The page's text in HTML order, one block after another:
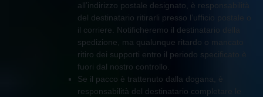
all’indirizzo postale designato, è responsabilità
del destinatario ritirarli presso l’ufficio postale o
il corriere. Notificheremo il destinatario della
spedizione, ma qualunque ritardo o mancato
ritiro dei supporti entro il periodo specificato è
fuori dal nostro controllo.
Se il pacco è trattenuto dalla dogana, è
responsabilità del destinatario completare le